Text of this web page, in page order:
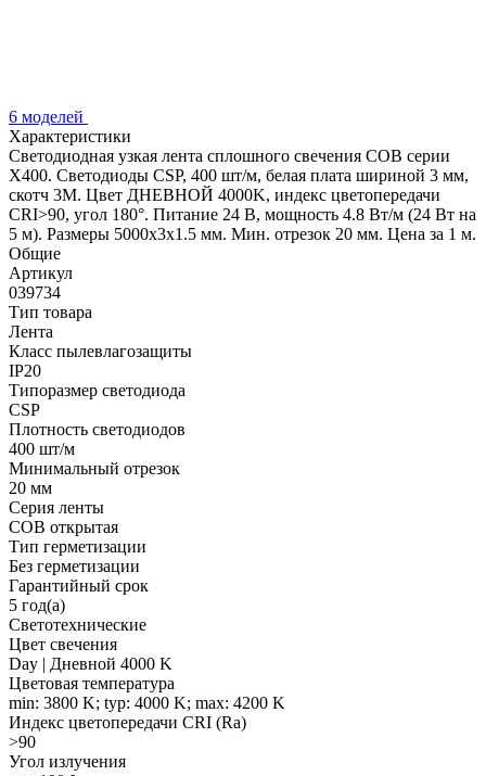
6 моделей
Характеристики
Светодиодная узкая лента сплошного свечения COB серии
X400. Светодиоды CSP, 400 шт/м, белая плата шириной 3 мм,
скотч 3M. Цвет ДНЕВНОЙ 4000K, индекс цветопередачи
CRI>90, угол 180°. Питание 24 В, мощность 4.8 Вт/м (24 Вт на
5 м). Размеры 5000х3х1.5 мм. Мин. отрезок 20 мм. Цена за 1 м.
Общие
Артикул
039734
Тип товара
Лента
Класс пылевлагозащиты
IP20
Типоразмер светодиода
CSP
Плотность светодиодов
400 шт/м
Минимальный отрезок
20 мм
Серия ленты
COB открытая
Тип герметизации
Без герметизации
Гарантийный срок
5 год(а)
Светотехнические
Цвет свечения
Day | Дневной 4000 K
Цветовая температура
min: 3800 K; typ: 4000 K; max: 4200 K
Индекс цветопередачи CRI (Ra)
>90
Угол излучения